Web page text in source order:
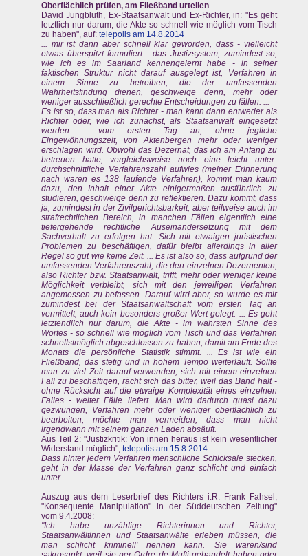
Oberflächlich prüfen, am Fließband urteilen
David Jungbluth, Ex-Staatsanwalt und Ex-Richter, in: "Es geht
letztlich nur darum, die Akte so schnell wie möglich vom Tisch
zu haben", auf: telepolis am 14.8.2014
... mir ist dann aber schnell klar geworden, dass - vielleicht
etwas überspitzt formuliert - das Justizsystem, zumindest so,
wie ich es im Saarland kennengelernt habe - in seiner
faktischen Struktur nicht darauf ausgelegt ist, Verfahren in
einem Sinne zu betreiben, die der umfassenden
Wahrheitsfindung dienen, geschweige denn, mehr oder
weniger ausschließlich gerechte Entscheidungen zu fällen. ...
Es ist so, dass man als Richter - man kann dann entweder als
Richter oder, wie ich zunächst, als Staatsanwalt eingesetzt
werden - vom ersten Tag an, ohne jegliche
Eingewöhnungszeit, von Aktenbergen mehr oder weniger
erschlagen wird. Obwohl das Dezernat, das ich am Anfang zu
betreuen hatte, vergleichsweise noch eine leicht unter-
durchschnittliche Verfahrenszahl aufwies (meiner Erinnerung
nach waren es 138 laufende Verfahren), kommt man kaum
dazu, den Inhalt einer Akte einigermaßen ausführlich zu
studieren, geschweige denn zu reflektieren. Dazu kommt, dass
ja, zumindest in der Zivilgerichtsbarkeit, aber teilweise auch im
strafrechtlichen Bereich, in manchen Fällen eigentlich eine
tiefergehende rechtliche Auseinandersetzung mit dem
Sachverhalt zu erfolgen hat. Sich mit etwaigen juristischen
Problemen zu beschäftigen, dafür bleibt allerdings in aller
Regel so gut wie keine Zeit. ... Es ist also so, dass aufgrund der
umfassenden Verfahrenszahl, die den einzelnen Dezernenten,
also Richter bzw. Staatsanwalt, trifft, mehr oder weniger keine
Möglichkeit verbleibt, sich mit den jeweiligen Verfahren
angemessen zu befassen. Darauf wird aber, so wurde es mir
zumindest bei der Staatsanwaltschaft vom ersten Tag an
vermittelt, auch kein besonders großer Wert gelegt. ... Es geht
letztendlich nur darum, die Akte - im wahrsten Sinne des
Wortes - so schnell wie möglich vom Tisch und das Verfahren
schnellstmöglich abgeschlossen zu haben, damit am Ende des
Monats die persönliche Statistik stimmt. ... Es ist wie ein
Fließband, das stetig und in hohem Tempo weiterläuft. Sollte
man zu viel Zeit darauf verwenden, sich mit einem einzelnen
Fall zu beschäftigen, rächt sich das bitter, weil das Band halt -
ohne Rücksicht auf die etwaige Komplexität eines einzelnen
Falles - weiter Fälle liefert. Man wird dadurch quasi dazu
gezwungen, Verfahren mehr oder weniger oberflächlich zu
bearbeiten, möchte man vermeiden, dass man nicht
irgendwann mit seinem ganzen Laden absäuft.
Aus Teil 2: "Justizkritik: Von innen heraus ist kein wesentlicher
Widerstand möglich", telepolis am 15.8.2014
Dass hinter jedem Verfahren menschliche Schicksale stecken,
geht in der Masse der Verfahren ganz schlicht und einfach
unter.
Auszug aus dem Leserbrief des Richters i.R. Frank Fahsel,
"Konsequente Manipulation" in der Süddeutschen Zeitung"
vom 9.4.2008:
"Ich habe unzählige Richterinnen und Richter,
Staatsanwältinnen und Staatsanwälte erleben müssen, die
man schlicht kriminell' nennen kann. Sie waren/sind